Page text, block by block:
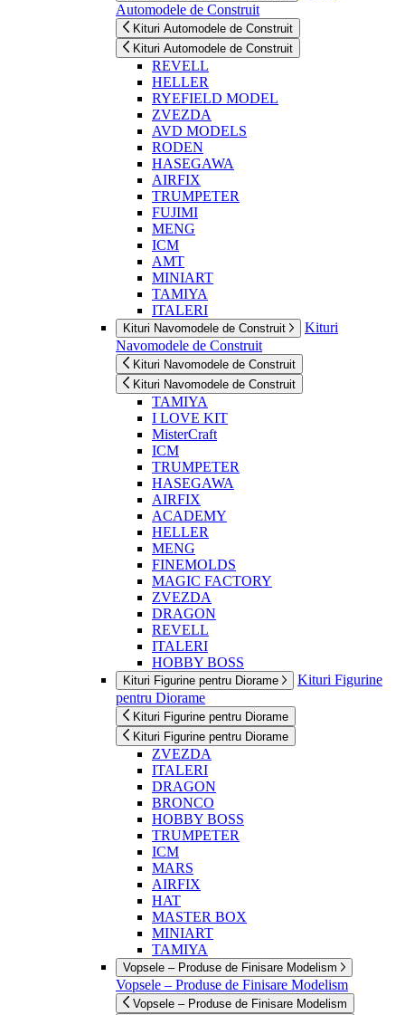
Automodele de Construit
Kituri Automodele de Construit
Kituri Automodele de Construit
REVELL
HELLER
RYEFIELD MODEL
ZVEZDA
AVD MODELS
RODEN
HASEGAWA
AIRFIX
TRUMPETER
FUJIMI
MENG
ICM
AMT
MINIART
TAMIYA
ITALERI
Kituri Navomodele de Construit
Kituri
Navomodele de Construit
Kituri Navomodele de Construit
Kituri Navomodele de Construit
TAMIYA
I LOVE KIT
MisterCraft
ICM
TRUMPETER
HASEGAWA
AIRFIX
ACADEMY
HELLER
MENG
FINEMOLDS
MAGIC FACTORY
ZVEZDA
DRAGON
REVELL
ITALERI
HOBBY BOSS
Kituri Figurine pentru Diorame
Kituri Figurine
pentru Diorame
Kituri Figurine pentru Diorame
Kituri Figurine pentru Diorame
ZVEZDA
ITALERI
DRAGON
BRONCO
HOBBY BOSS
TRUMPETER
ICM
MARS
AIRFIX
HAT
MASTER BOX
MINIART
TAMIYA
Vopsele – Produse de Finisare Modelism
Vopsele – Produse de Finisare Modelism
Vopsele – Produse de Finisare Modelism